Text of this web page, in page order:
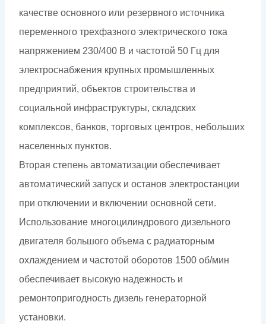
качестве основного или резервного источника
переменного трехфазного электрического тока
напряжением 230/400 В и частотой 50 Гц для
электроснабжения крупных промышленных
предприятий, объектов строительства и
социальной инфраструктуры, складских
комплексов, банков, торговых центров, небольших
населенных пунктов.
Вторая степень автоматизации обеспечивает
автоматический запуск и останов электростанции
при отключении и включении основной сети.
Использование многоцилиндрового дизельного
двигателя большого объема с радиаторным
охлаждением и частотой оборотов 1500 об/мин
обеспечивает высокую надежность и
ремонтопригодность дизель генераторной
установки.